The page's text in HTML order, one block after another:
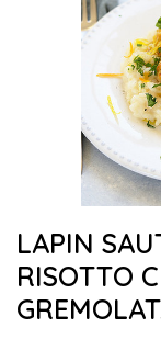
LAPIN
RISOTTO